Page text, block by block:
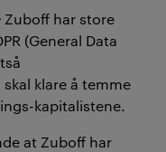
Zuboff har store
(General Data
klare å temme
kapitalistene.
at Zuboff har